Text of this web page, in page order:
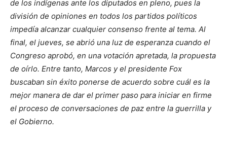
de los indígenas ante los diputados en pleno, pues la
división de opiniones en todos los partidos políticos
impedía alcanzar cualquier consenso frente al tema. Al
final, el jueves, se abrió una luz de esperanza cuando el
Congreso aprobó, en una votación apretada, la propuesta
de oírlo. Entre tanto, Marcos y el presidente Fox
buscaban sin éxito ponerse de acuerdo sobre cuál es la
mejor manera de dar el primer paso para iniciar en firme
el proceso de conversaciones de paz entre la guerrilla y
el Gobierno.